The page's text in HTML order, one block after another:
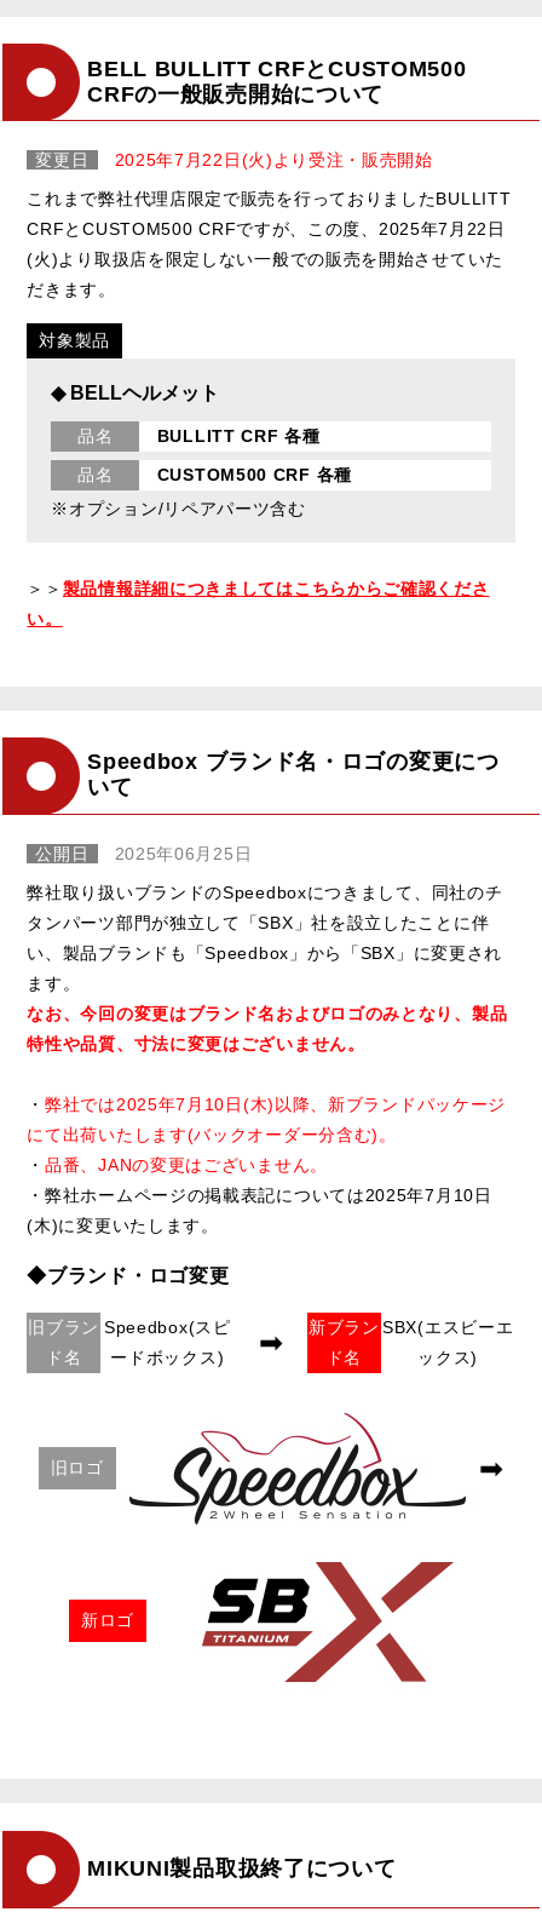
BELL BULLITT CRFとCUSTOM500
CRFの一般販売開始について
変更日
2025年7月22日(火)より受注・販売開始
これまで弊社代理店限定で販売を行っておりましたBULLITT
CRFとCUSTOM500 CRFですが、この度、2025年7月22日
(火)より取扱店を限定しない一般での販売を開始させていた
だきます。
対象製品
◆ BELLヘルメット
品名
BULLITT CRF 各種
品名
CUSTOM500 CRF 各種
※オプション/リペアパーツ含む
＞＞ 製品情報詳細につきましてはこちらからご確認くださ
い。
Speedbox ブランド名・ロゴの変更につ
いて
公開日
2025年06月25日
弊社取り扱いブランドのSpeedboxにつきまして、同社のチ
タンパーツ部門が独立して「SBX」社を設立したことに伴
い、製品ブランドも「Speedbox」から「SBX」に変更され
ます。
なお、今回の変更はブランド名およびロゴのみとなり、製品
特性や品質、寸法に変更はございません。
・弊社では2025年7月10日(木)以降、新ブランドパッケージ
にて出荷いたします(バックオーダー分含む)。
・品番、JANの変更はございません。
・弊社ホームページの掲載表記については2025年7月10日
(木)に変更いたします。
◆ブランド・ロゴ変更
旧ブラン
ド名
Speedbox(スピ
ードボックス)
➡
新ブラン
ド名
SBX(エスビーエ
ックス)
旧ロゴ ➡
新ロゴ
MIKUNI製品取扱終了について